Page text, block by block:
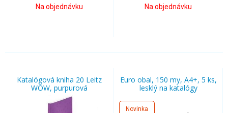
Na objednávku Na objednávku
Katalógová kniha 20 Leitz
WOW, purpurová
Euro obal, 150 my, A4+, 5 ks,
lesklý na katalógy
Novinka